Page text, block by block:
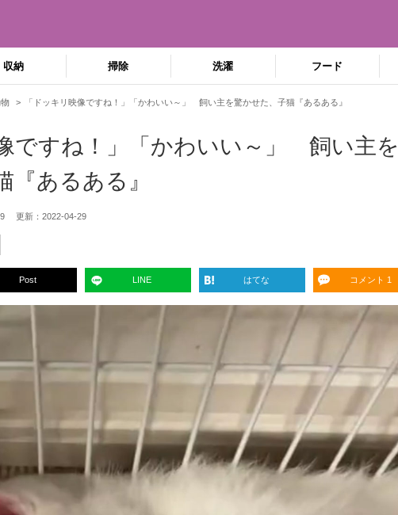
収納 掃除 洗濯 フード
「ドッキリ映像ですね！」「かわいい～」 飼い主を驚かせた、子猫『あるある』
ですね！」「かわいい～」 飼い主を
『あるある』
更新： 2022-04-29
Post LINE はてな コメント 1